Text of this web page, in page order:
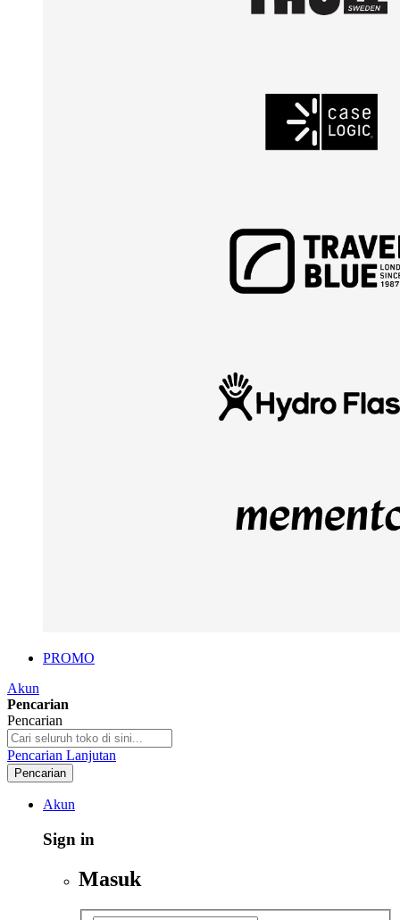
PROMO
Akun
Pencarian
Pencarian
Pencarian Lanjutan
Pencarian
Akun
Sign in
Masuk